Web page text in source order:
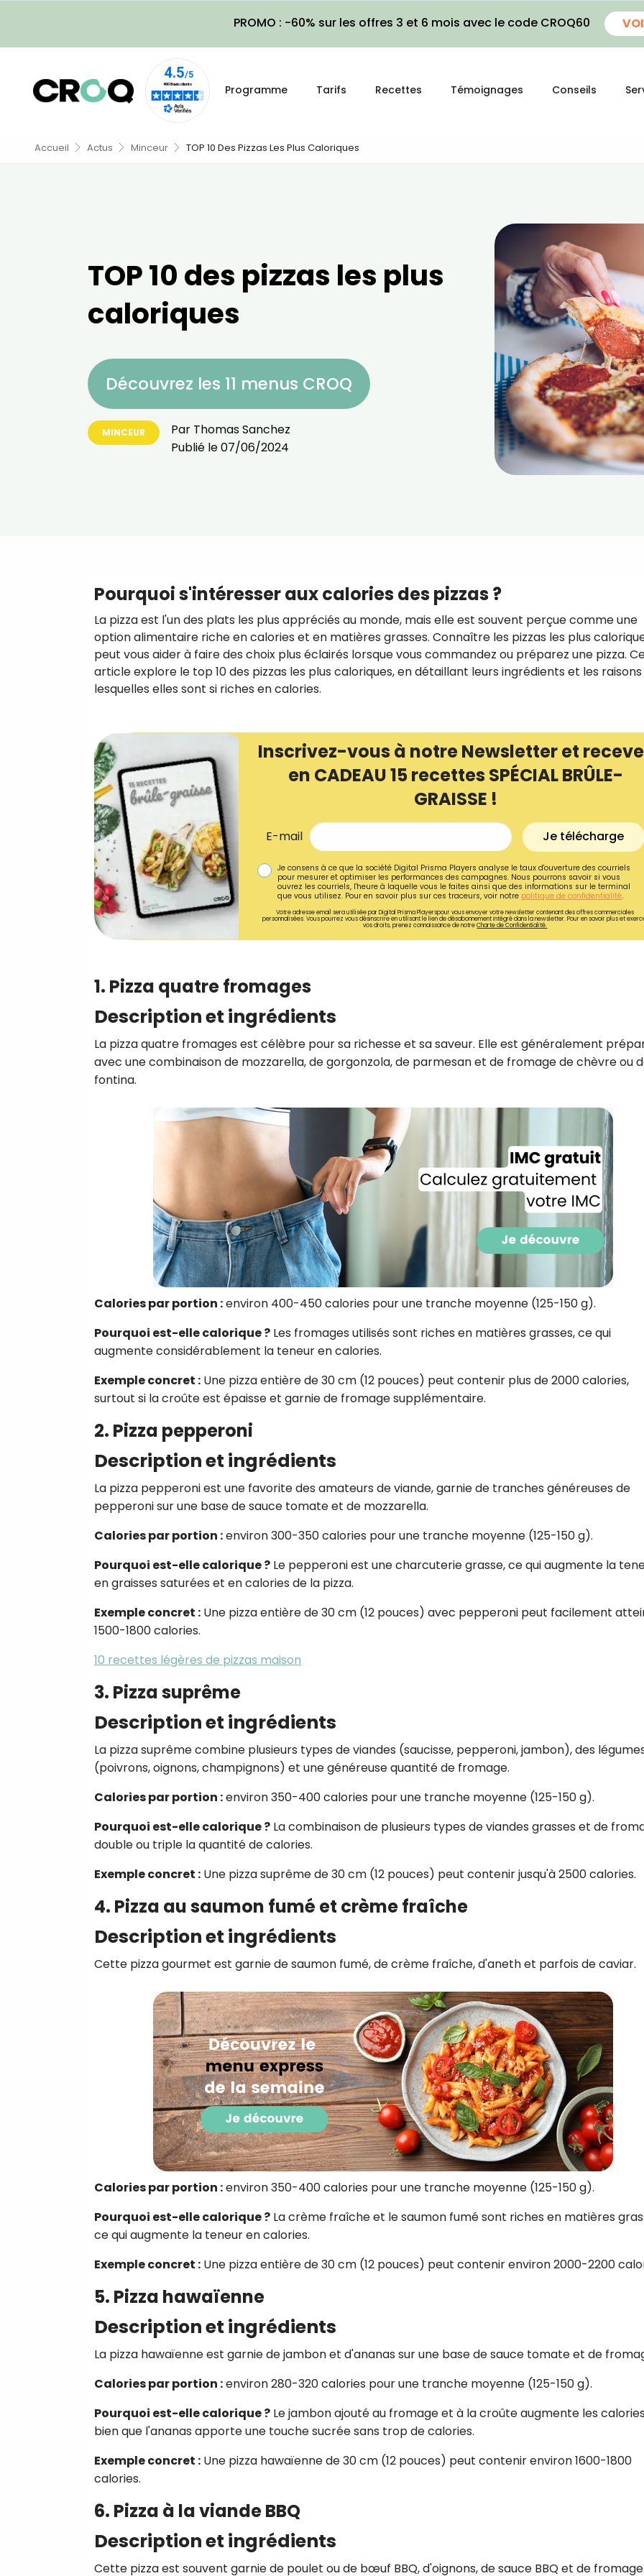
PROMO : -60% sur les offres 3 et 6 mois avec le code CROQ60
Programme Tarifs Recettes Témoignages Conseils
Accueil Actus Minceur TOP 10 Des Pizzas Les Plus Caloriques
TOP 10 des pizzas les plus
caloriques
Découvrez les 11 menus CROQ
MINCEUR Par Thomas Sanchez
Publié le07/06/2024
Pourquoi s'intéresser aux calories des pizzas ?
La pizza est l'un des plats les plus appréciés au monde, mais elle est souvent perçue comme une
option alimentaire riche en calories et en matières grasses. Connaître les pizzas les plus
peut vous aider à faire des choix plus éclairés lorsque vous commandez ou préparez une pizza.
article explore le top 10 des pizzas les plus caloriques, en détaillant leurs ingrédients et les
lesquelles elles sont si riches en calories.
Inscrivez-vous à notre Newsletter et
en CADEAU 15 recettes SPÉCIAL BRÛLE-
GRAISSE !
E-mail Je télécharge
Je consens à ce que la société Digital Prisma Players analyse le taux d'ouverture des courriels
pour mesurer et optimiser les performances des campagnes. Nous pourrons savoir si vous
ouvrez les courriels, l'heure à laquelle vous le faites ainsi que des informations sur le terminal
que vous utilisez. Pour en savoir plus sur ces traceurs, voir notre politique de confidentialité.
Votre adresse email sera utilisée par Digital Prisma Playerspour vous envoyer votre newsletter contenant des offres commerciales
personnalisées. Vous pourrez vous désinscrire en utilisant le lien de désabonnement intégré dans la newsletter. Pour en savoir plus et
vos droits, prenez connaissance de notreCharte de Confidentialité.
1. Pizza quatre fromages
Description et ingrédients
La pizza quatre fromages est célèbre pour sa richesse et sa saveur. Elle est généralement
avec une combinaison de mozzarella, de gorgonzola, de parmesan et de fromage de chèvre ou
fontina.
Calories par portion :environ 400-450 calories pour une tranche moyenne (125-150 g).
Pourquoi est-elle calorique ? Les fromages utilisés sont riches en matières grasses, ce qui
augmente considérablement la teneur en calories.
Exemple concret : Une pizza entière de 30 cm (12 pouces) peut contenir plus de 2000 calories,
surtout si la croûte est épaisse et garnie de fromage supplémentaire.
2. Pizza pepperoni
Description et ingrédients
La pizza pepperoni est une favorite des amateurs de viande, garnie de tranches généreuses de
pepperoni sur une base de sauce tomate et de mozzarella.
Calories par portion :environ 300-350 calories pour une tranche moyenne (125-150 g).
Pourquoi est-elle calorique ? Le pepperoni est une charcuterie grasse, ce qui augmente la
en graisses saturées et en calories de la pizza.
Exemple concret : Une pizza entière de 30 cm (12 pouces) avec pepperoni peut facilement
1500-1800 calories.
10 recettes légères de pizzas maison
3. Pizza suprême
Description et ingrédients
La pizza suprême combine plusieurs types de viandes (saucisse, pepperoni, jambon), des
(poivrons, oignons, champignons) et une généreuse quantité de fromage.
Calories par portion :environ 350-400 calories pour une tranche moyenne (125-150 g).
Pourquoi est-elle calorique ? La combinaison de plusieurs types de viandes grasses et de
double ou triple la quantité de calories.
Exemple concret : Une pizza suprême de 30 cm (12 pouces) peut contenir jusqu'à 2500 calories.
4. Pizza au saumon fumé et crème fraîche
Description et ingrédients
Cette pizza gourmet est garnie de saumon fumé, de crème fraîche, d'aneth et parfois de caviar.
Calories par portion :environ 350-400 calories pour une tranche moyenne (125-150 g).
Pourquoi est-elle calorique ? La crème fraîche et le saumon fumé sont riches en matières
ce qui augmente la teneur en calories.
Exemple concret : Une pizza entière de 30 cm (12 pouces) peut contenir environ 2000-2200
5. Pizza hawaïenne
Description et ingrédients
La pizza hawaïenne est garnie de jambon et d'ananas sur une base de sauce tomate et de
Calories par portion :environ 280-320 calories pour une tranche moyenne (125-150 g).
Pourquoi est-elle calorique ? Le jambon ajouté au fromage et à la croûte augmente les
bien que l'ananas apporte une touche sucrée sans trop de calories.
Exemple concret : Une pizza hawaïenne de 30 cm (12 pouces) peut contenir environ 1600-1800
calories.
6. Pizza à la viande BBQ
Description et ingrédients
Cette pizza est souvent garnie de poulet ou de bœuf BBQ, d'oignons, de sauce BBQ et de
Recevez
recettes inédites de
!
Ainsi que la newsletter
CROQ.
Prisma Players analyse le taux
des courriels pour mesurer et
performances des campagnes.
Je reçois mon cadeau !
Votre adresse email sera utilisée par Digital Prisma
désabonnement intégré dans la newsletter. Pour en
exercer vos droits, prenez connaissance de notre Charte